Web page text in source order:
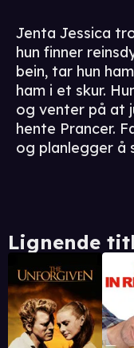
Jenta Jessica
hun finner
bein, tar hun
ham i et skur.
og venter på at
hente Prancer.
og planlegger å
Lignende